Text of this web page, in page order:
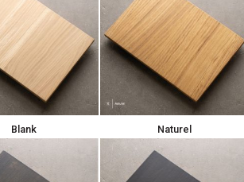
Blank Naturel